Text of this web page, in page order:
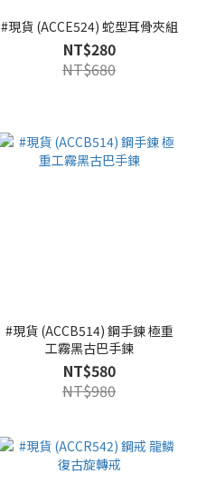
#現貨 (ACCE524) 蛇型耳骨夾組
NT$280
NT$680
#現貨 (ACCB514) 鋼手鍊 極重
工霧黑古巴手鍊
NT$580
NT$980